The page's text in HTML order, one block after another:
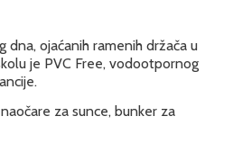
dna, ojaćanih ramenih držača u
je PVC Free, vodootpornog
za sunce, bunker za